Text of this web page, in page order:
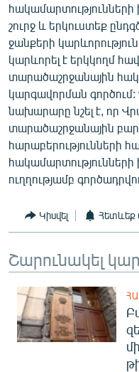
շուրջ և երկուստեք
ջանքերի
կարևորել է երկկողմ
տարածաշրջանային
կարգավորման
նախարարը նշել է, որ
տարածաշրջանային
հարաբերությունների
ուղղությամբ
Կիսվել Հետևեք
Շարունակել